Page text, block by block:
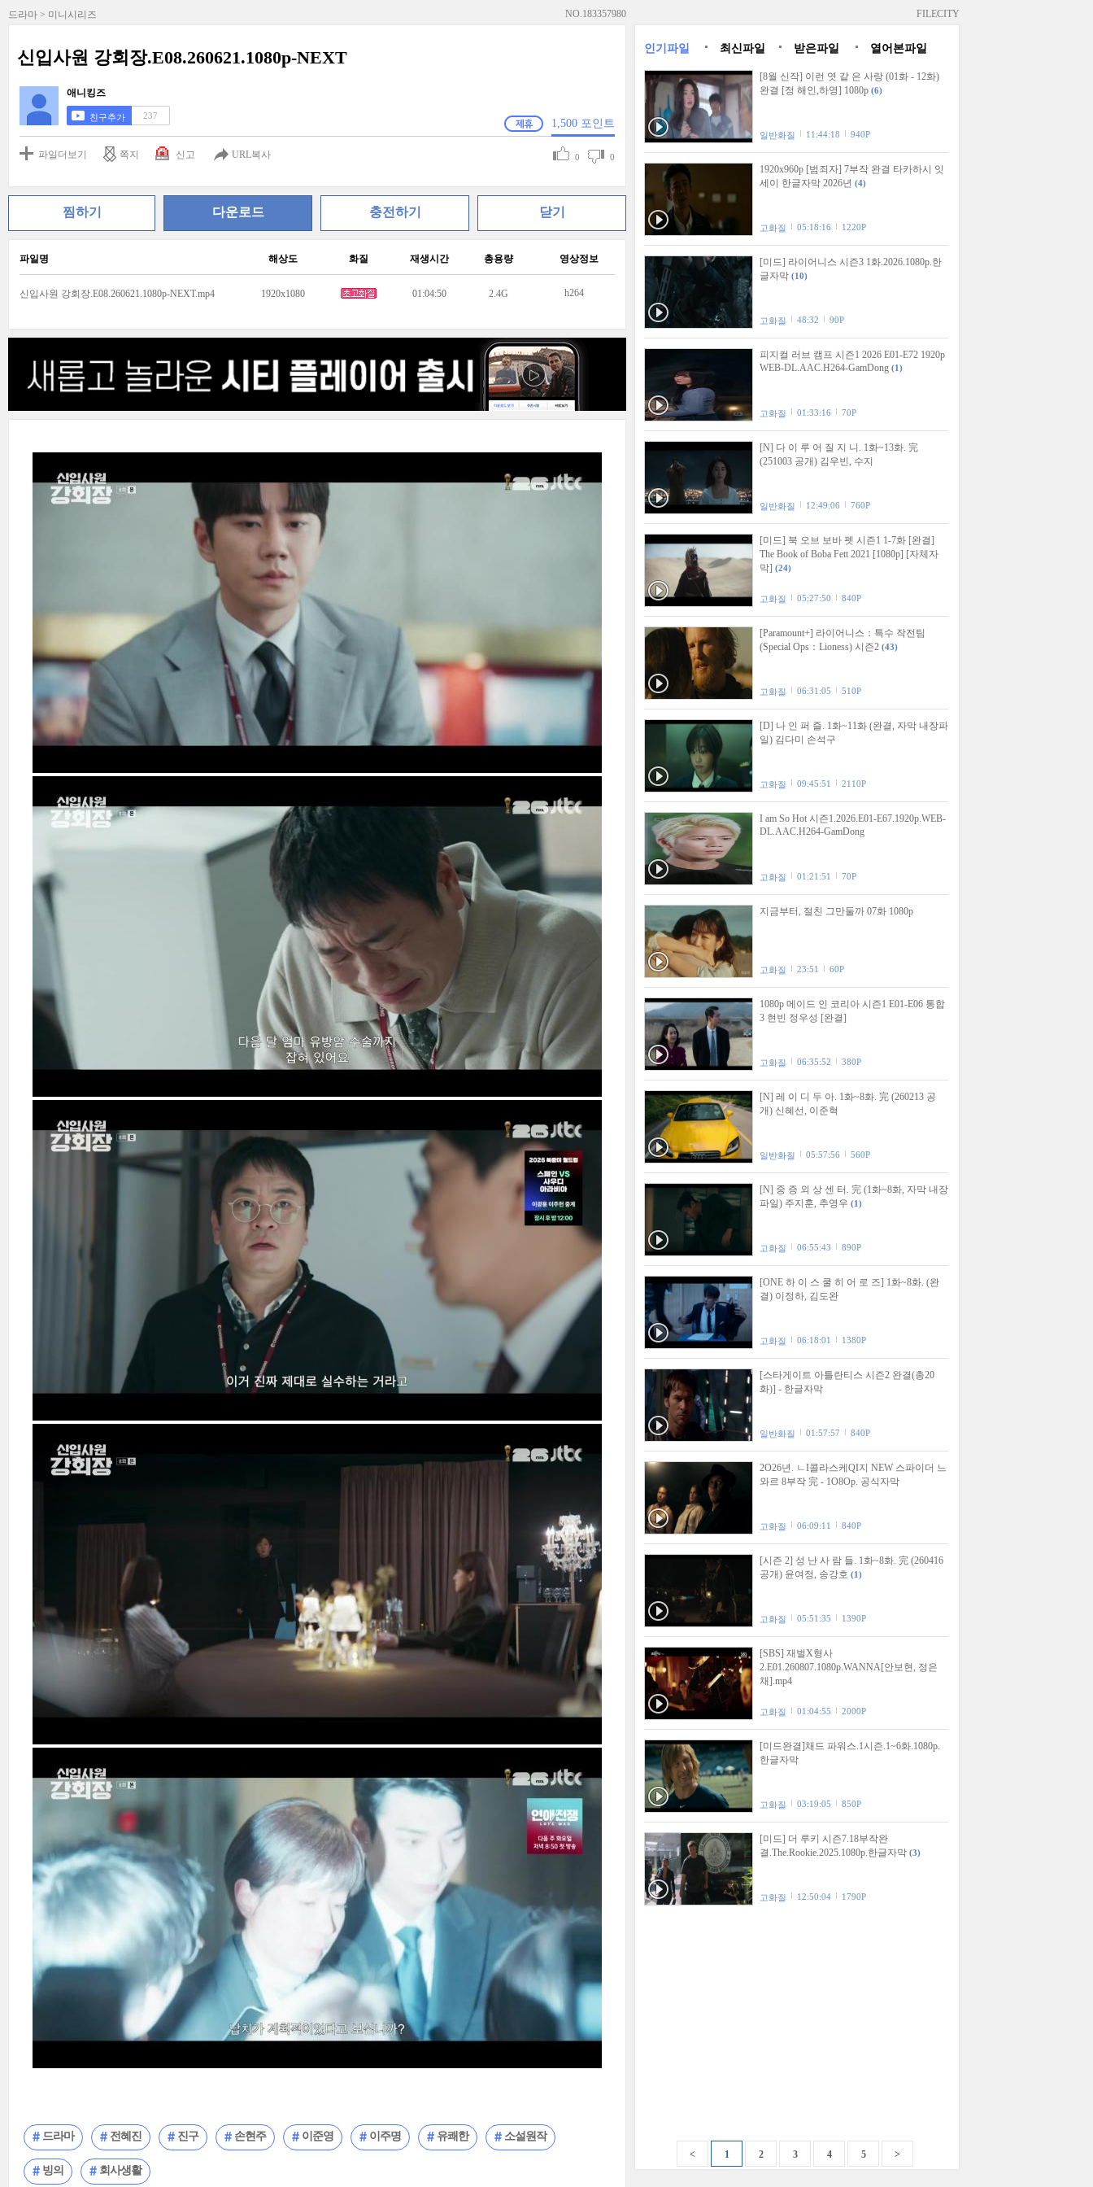
드라마 > 미니시리즈 NO.183357980
신입사원 강회장.E08.260621.1080p-NEXT
애니킹즈
친구추가 237
1,500 포인트
파일더보기 쪽지 신고 URL복사 0 0
찜하기 다운로드 충전하기 닫기
파일명 해상도 화질 재생시간 총용량 영상정보
신입사원 강회장.E08.260621.1080p-NEXT.mp4 1920x1080 01:04:50 2.4G h264
드라마 전혜진 진구 손현주 이준영 이주명 유쾌한 소설원작
빙의 회사생활
FILECITY
인기파일 최신파일 받은파일 열어본파일
[8월 신작] 이런 엿 같 은 사랑 (01화 - 12화)
완결 [정 해인,하영] 1080p (6)
일반화질 11:44:18 940P
1920x960p [범죄자] 7부작 완결 타카하시 잇
세이 한글자막 2026년 (4)
고화질 05:18:16 1220P
[미드] 라이어니스 시즌3 1화.2026.1080p.한
글자막 (10)
고화질 48:32 90P
피지컬 러브 캠프 시즌1 2026 E01-E72 1920p
WEB-DL.AAC.H264-GamDong (1)
고화질 01:33:16 70P
[N] 다 이 루 어 질 지 니. 1화~13화. 完
(251003 공개) 김우빈, 수지
일반화질 12:49:06 760P
[미드] 북 오브 보바 펫 시즌1 1-7화 [완결]
The Book of Boba Fett 2021 [1080p] [자체자
막] (24)
고화질 05:27:50 840P
[Paramount+] 라이어니스：특수 작전팀
(Special Ops：Lioness) 시즌2 (43)
고화질 06:31:05 510P
[D] 나 인 퍼 즐. 1화~11화 (완결, 자막 내장파
일) 김다미 손석구
고화질 09:45:51 2110P
I am So Hot 시즌1.2026.E01-E67.1920p.WEB-
DL.AAC.H264-GamDong
고화질 01:21:51 70P
지금부터, 절친 그만둘까 07화 1080p
고화질 23:51 60P
1080p 메이드 인 코리아 시즌1 E01-E06 통합
3 현빈 정우성 [완결]
고화질 06:35:52 380P
[N] 레 이 디 두 아. 1화~8화. 完 (260213 공
개) 신혜선, 이준혁
일반화질 05:57:56 560P
[N] 중 증 외 상 센 터. 完 (1화~8화, 자막 내장
파일) 주지훈, 추영우 (1)
고화질 06:55:43 890P
[ONE 하 이 스 쿨 히 어 로 즈] 1화~8화. (완
결) 이정하, 김도완
고화질 06:18:01 1380P
[스타게이트 아틀란티스 시즌2 완결(총20
화)] - 한글자막
일반화질 01:57:57 840P
2O26년. ㄴI콜라스케QI지 NEW 스파이더 느
와르 8부작 完 - 1O8Op. 공식자막
고화질 06:09:11 840P
[시즌 2] 성 난 사 람 들. 1화~8화. 完 (260416
공개) 윤여정, 송강호 (1)
고화질 05:51:35 1390P
[SBS] 재벌X형사
2.E01.260807.1080p.WANNA[안보현, 정은
채].mp4
고화질 01:04:55 2000P
[미드완결]채드 파워스.1시즌.1~6화.1080p.
한글자막
고화질 03:19:05 850P
[미드] 더 루키 시즌7.18부작완
결.The.Rookie.2025.1080p.한글자막 (3)
고화질 12:50:04 1790P
< 1 2 3 4 5 >